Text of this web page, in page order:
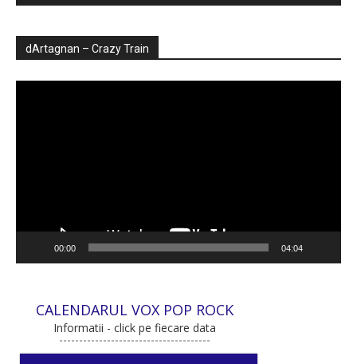
dArtagnan – Crazy Train
00:00 04:04
CALENDARUL VOX POP ROCK
Informatii - click pe fiecare data